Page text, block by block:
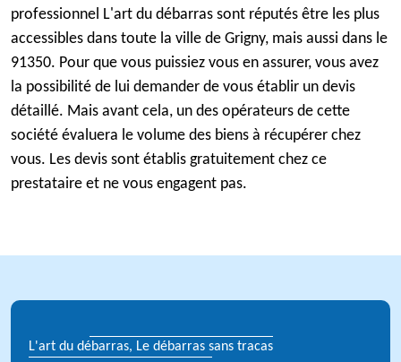
professionnel L'art du débarras sont réputés être les plus
accessibles dans toute la ville de Grigny, mais aussi dans le
91350. Pour que vous puissiez vous en assurer, vous avez
la possibilité de lui demander de vous établir un devis
détaillé. Mais avant cela, un des opérateurs de cette
société évaluera le volume des biens à récupérer chez
vous. Les devis sont établis gratuitement chez ce
prestataire et ne vous engagent pas.
L'art du débarras, Le débarras sans tracas